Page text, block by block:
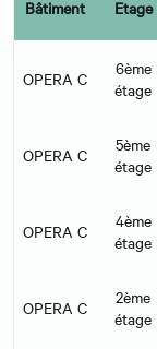
Bâtiment Etage
OPERA C
6ème
étage
OPERA C
5ème
étage
OPERA C
4ème
étage
OPERA C
2ème
étage